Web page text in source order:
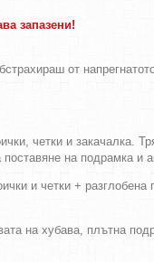
запазени!
от
четки и закачалка.
на подрамка и
и четки +
хубава, плътна